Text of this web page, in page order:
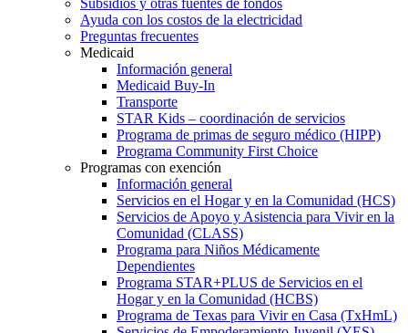
Ayuda con los costos de la electricidad
Preguntas frecuentes
Medicaid
Información general
Medicaid Buy-In
Transporte
STAR Kids – coordinación de servicios
Programa de primas de seguro médico (HIPP)
Programa Community First Choice
Programas con exención
Información general
Servicios en el Hogar y en la Comunidad (HCS)
Servicios de Apoyo y Asistencia para Vivir en la
Comunidad (CLASS)
Programa para Niños Médicamente
Dependientes
Programa STAR+PLUS de Servicios en el
Hogar y en la Comunidad (HCBS)
Programa de Texas para Vivir en Casa (TxHmL)